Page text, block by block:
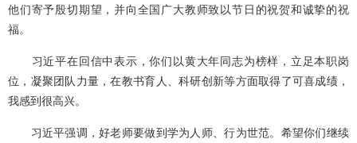
他们寄予殷切期望，并向全国广大教师致以节日的祝贺和诚挚的祝
福。
习近平在回信中表示，你们以黄大年同志为榜样，立足本职岗
位，凝聚团队力量，在教书育人、科研创新等方面取得了可喜成绩，
我感到很高兴。
习近平强调，好老师要做到学为人师、行为世范。希望你们继续